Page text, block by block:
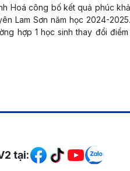
Hoá công bố kết quả phúc
Lam Sơn năm học 2024-
hợp 1 học sinh thay đổi điểm
hội
tại: